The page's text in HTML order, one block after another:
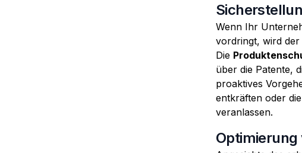
Wenn Ihr
vordringt, wird
Die
über die Patente,
proaktives
entkräften oder
veranlassen.